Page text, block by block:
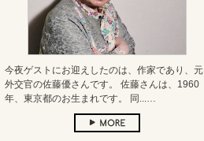
今夜ゲストにお迎えしたのは、作家であり、元
外交官の佐藤優さんです。 佐藤さんは、1960
年、東京都のお生まれです。 同...…